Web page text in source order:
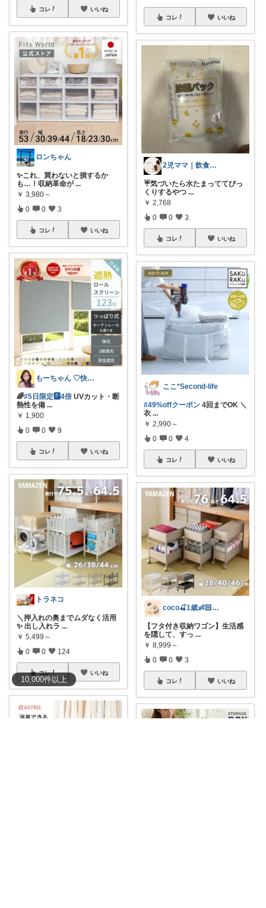
10,000件以上
コレ いいね
ロンちゃん
✨これ、買わないと損するか
も…！収納革命が ...
￥ 3,980～
0 0 3
コレ いいね
もーちゃん ♡快適生活~旅行大好き🌈✨
🌈#5日限定🅿4倍 UVカット・断
熱性を備 ...
￥ 1,900
0 0 9
コレ いいね
トラネコ
＼押入れの奥までムダなく活用
✨ 出し入れラ ...
￥ 5,499～
0 0 124
コレ いいね
コレ いいね
2児ママ｜飲食店経営｜使ってよかったもの
☔️気づいたら水たまっててびっ
くりするやつ ...
￥ 2,768
0 0 3
コレ いいね
ここ*Second-life
#49%offクーポン 4回までOK ＼
衣 ...
￥ 2,990～
0 0 4
コレ いいね
coco🍒1歳👶🏻5歳🐈
【フタ付き収納ワゴン】生活感
を隠して、すっ ...
￥ 8,999～
0 0 3
コレ いいね